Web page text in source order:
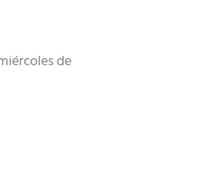
de